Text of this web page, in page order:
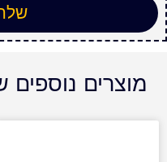
מוצרים נוספים